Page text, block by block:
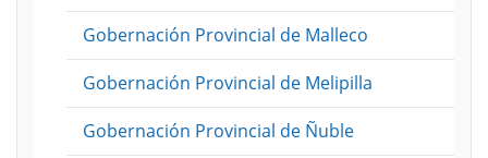
Gobernación Provincial de Malleco
Gobernación Provincial de Melipilla
Gobernación Provincial de Ñuble